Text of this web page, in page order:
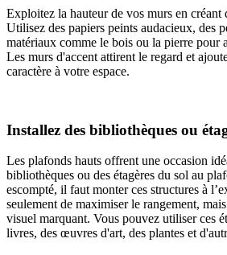
Exploitez la hauteur de vos murs en créant
Utilisez des papiers peints audacieux, des
matériaux comme le bois ou la pierre pour
Les murs d'accent attirent le regard et
caractère à votre espace.
Installez des bibliothèques ou
Les plafonds hauts offrent une occasion
bibliothèques ou des étagères du sol au
escompté, il faut monter ces structures à
seulement de maximiser le rangement,
visuel marquant. Vous pouvez utiliser ces
livres, des œuvres d'art, des plantes et